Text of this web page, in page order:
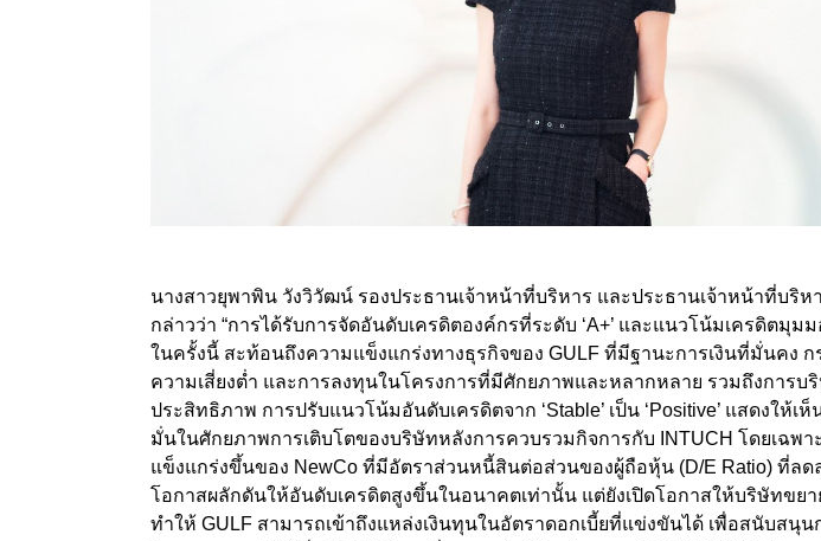
นางสาวยุพาพิน วังวิวัฒน์ รองประธานเจ้าหน้าที่บริหาร และประธานเจ้าหน้าที่บริห
กล่าวว่า “การได้รับการจัดอันดับเครดิตองค์กรที่ระดับ ‘A+’ และแนวโน้มเครดิตมุม
ในครั้งนี้ สะท้อนถึงความแข็งแกร่งทางธุรกิจของ GULF ที่มีฐานะการเงินที่มั่นคง ก
ความเสี่ยงต่ำ และการลงทุนในโครงการที่มีศักยภาพและหลากหลาย รวมถึงการบ
ประสิทธิภาพ การปรับแนวโน้มอันดับเครดิตจาก ‘Stable’ เป็น ‘Positive’ แสดงให้เ
มั่นในศักยภาพการเติบโตของบริษัทหลังการควบรวมกิจการกับ INTUCH โดยเฉพา
แข็งแกร่งขึ้นของ NewCo ที่มีอัตราส่วนหนี้สินต่อส่วนของผู้ถือหุ้น (D/E Ratio) ที่ลด
โอกาสผลักดันให้อันดับเครดิตสูงขึ้นในอนาคตเท่านั้น แต่ยังเปิดโอกาสให้บริษัทขย
ทำให้ GULF สามารถเข้าถึงแหล่งเงินทุนในอัตราดอกเบี้ยที่แข่งขันได้ เพื่อสนับสนุน